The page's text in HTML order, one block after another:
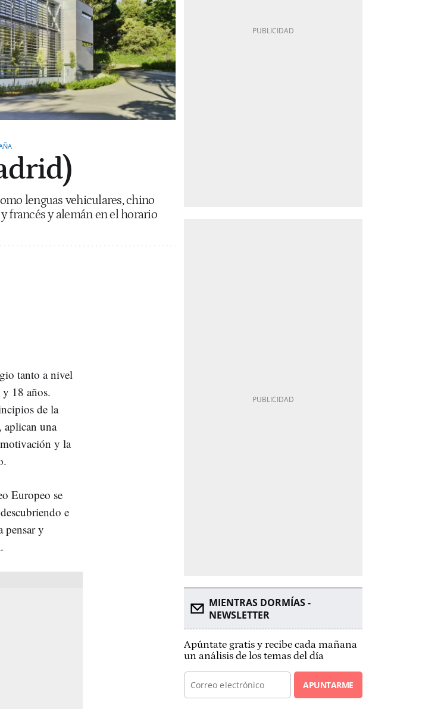
lenguas vehiculares, chino
francés y alemán en el horario
tanto a nivel
18 años.
de la
aplican una
y la
Europeo se
e
pensar y
MIENTRAS DORMÍAS -
NEWSLETTER
Apúntate gratis y recibe cada mañana
un análisis de los temas del día
APUNTARME